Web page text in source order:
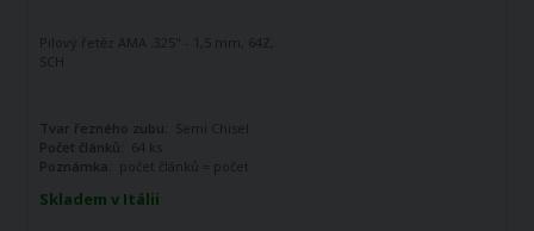
Skladem v Itálii
Pilový řetěz AMA .325" - 1,5 mm, 64Z,
SCH
Tvar řezného zubu:
Semi Chisel
Počet článků: 64 ks
Poznámka: počet článků = počet